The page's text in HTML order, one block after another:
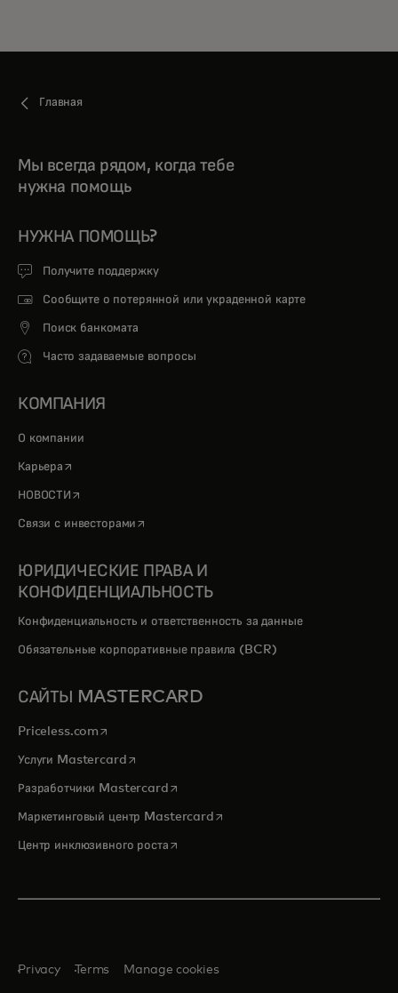
Главная
Мы всегда рядом, когда тебе
нужна помощь
НУЖНА ПОМОЩЬ?
Получите поддержку
Сообщите о потерянной или украденной карте
Поиск банкомата
Часто задаваемые вопросы
КОМПАНИЯ
О компании
Карьера opens in a new tab
НОВОСТИ opens in a new tab
Связи с инвесторами opens in a new tab
ЮРИДИЧЕСКИЕ ПРАВА И
КОНФИДЕНЦИАЛЬНОСТЬ
Конфиденциальность и ответственность за данные
Обязательные корпоративные правила (BCR)
САЙТЫ MASTERCARD
Priceless.com opens in a new tab
Услуги Mastercardopens in a new tab
Разработчики Mastercardopens in a new tab
Маркетинговый центр Mastercardopens in a new tab
Центр инклюзивного ростаopens in a new tab
Privacy Terms Manage cookies